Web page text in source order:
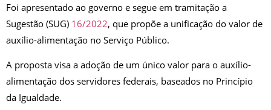
Foi apresentado ao governo e segue em tramitação a
Sugestão (SUG) 16/2022, que propõe a unificação do valor de
auxílio-alimentação no Serviço Público.
A proposta visa a adoção de um único valor para o auxílio-
alimentação dos servidores federais, baseados no Princípio
da Igualdade.